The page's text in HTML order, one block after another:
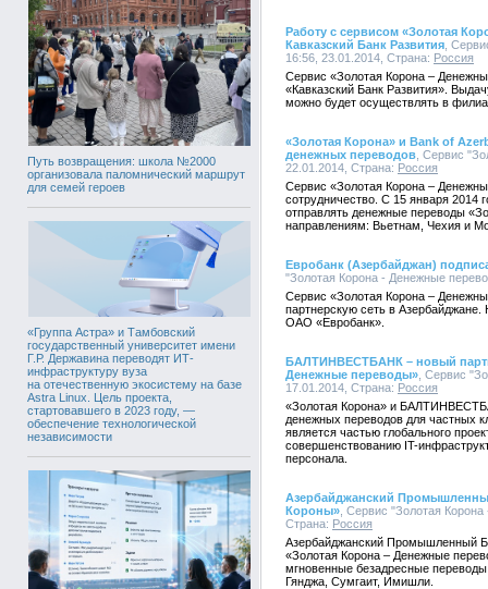
Путь возвращения: школа №2000
организовала паломнический маршрут
для семей героев
«Группа Астра» и Тамбовский
государственный университет имени
Г.Р. Державина переводят ИТ-
инфраструктуру вуза
на отечественную экосистему на базе
Astra Linux. Цель проекта,
стартовавшего в 2023 году, —
обеспечение технологической
независимости
Работу с сервисом «Золотая
Кавказский Банк Развития ,
16:56, 23.01.2014, Страна: Россия
Сервис «Золотая Корона –
«Кавказский Банк Развития».
можно будет осуществлять в
«Золотая Корона» и Bank of
денежных переводов , Сервис
22.01.2014, Страна: Россия
Сервис «Золотая Корона –
сотрудничество. С 15 января 2014
отправлять денежные переводы
направлениям: Вьетнам, Чехия и
Евробанк (Азербайджан)
"Золотая Корона - Денежные
Сервис «Золотая Корона –
партнерскую сеть в Азербайджане.
ОАО «Евробанк».
БАЛТИНВЕСТБАНК – новый
Денежные переводы» , Сервис
17.01.2014, Страна: Россия
«Золотая Корона» и
денежных переводов для частных
является частью глобального
совершенствованию IT-
персонала.
Азербайджанский
Короны» , Сервис "Золотая
Страна: Россия
Азербайджанский Промышленный
«Золотая Корона – Денежные
мгновенные безадресные
Гянджа, Сумгаит, Имишли.